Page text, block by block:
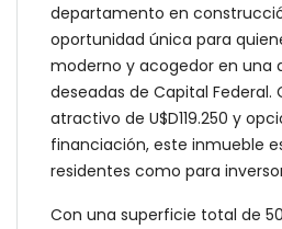
departamento en
oportunidad única para
moderno y acogedor en una
deseadas de Capital Federal.
atractivo de U$D119.250 y
financiación, este inmueble
residentes como para
Con una superficie total de